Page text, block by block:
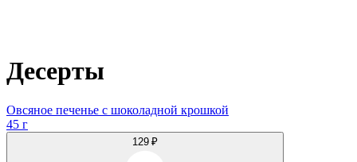
Десерты
Овсяное печенье с шоколадной крошкой
45 г
129 ₽